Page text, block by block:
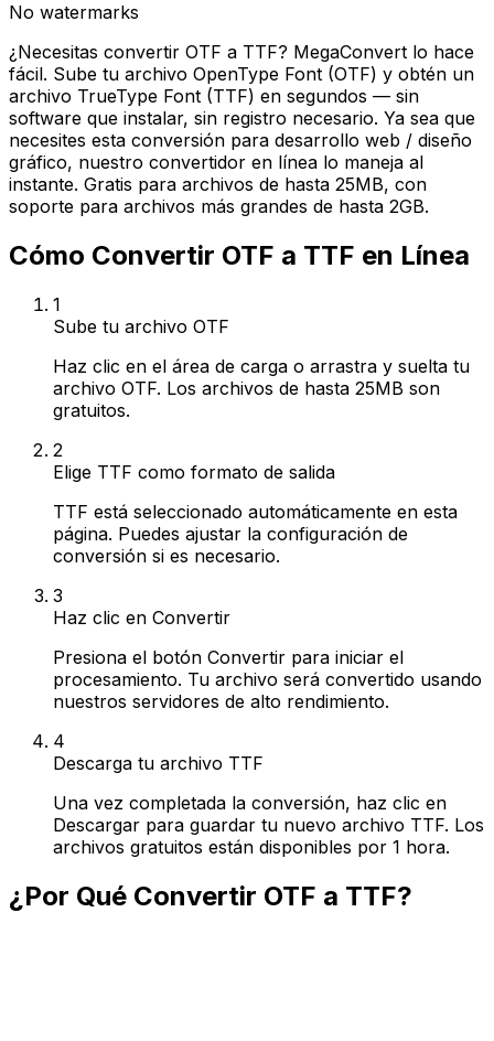
No watermarks
¿Necesitas convertir OTF a TTF? MegaConvert lo hace
fácil. Sube tu archivo OpenType Font (OTF) y obtén un
archivo TrueType Font (TTF) en segundos — sin
software que instalar, sin registro necesario. Ya sea que
necesites esta conversión para desarrollo web / diseño
gráfico, nuestro convertidor en línea lo maneja al
instante. Gratis para archivos de hasta 25MB, con
soporte para archivos más grandes de hasta 2GB.
Cómo Convertir OTF a TTF en Línea
1
Sube tu archivo OTF
Haz clic en el área de carga o arrastra y suelta tu
archivo OTF. Los archivos de hasta 25MB son
gratuitos.
2
Elige TTF como formato de salida
TTF está seleccionado automáticamente en esta
página. Puedes ajustar la configuración de
conversión si es necesario.
3
Haz clic en Convertir
Presiona el botón Convertir para iniciar el
procesamiento. Tu archivo será convertido usando
nuestros servidores de alto rendimiento.
4
Descarga tu archivo TTF
Una vez completada la conversión, haz clic en
Descargar para guardar tu nuevo archivo TTF. Los
archivos gratuitos están disponibles por 1 hora.
¿Por Qué Convertir OTF a TTF?